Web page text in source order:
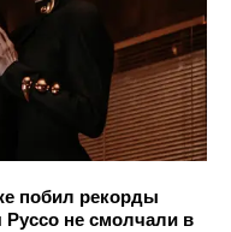
побил рекорды
не смолчали в